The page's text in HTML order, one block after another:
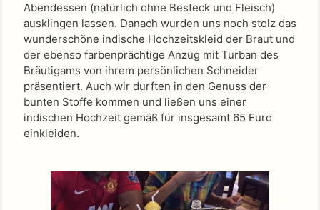
Abendessen (natürlich ohne Besteck und Fleisch)
ausklingen lassen. Danach wurden uns noch stolz das
wunderschöne indische Hochzeitskleid der Braut und
der ebenso farbenprächtige Anzug mit Turban des
Bräutigams von ihrem persönlichen Schneider
präsentiert. Auch wir durften in den Genuss der
bunten Stoffe kommen und ließen uns einer
indischen Hochzeit gemäß für insgesamt 65 Euro
einkleiden.